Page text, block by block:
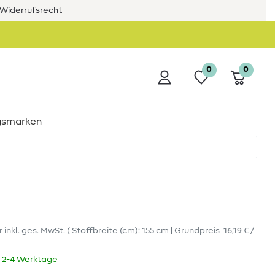
0 0
inkl. ges. MwSt. ( Stoffbreite (cm): 155 cm | Grundpreis 16,19 € /
4 Werktage